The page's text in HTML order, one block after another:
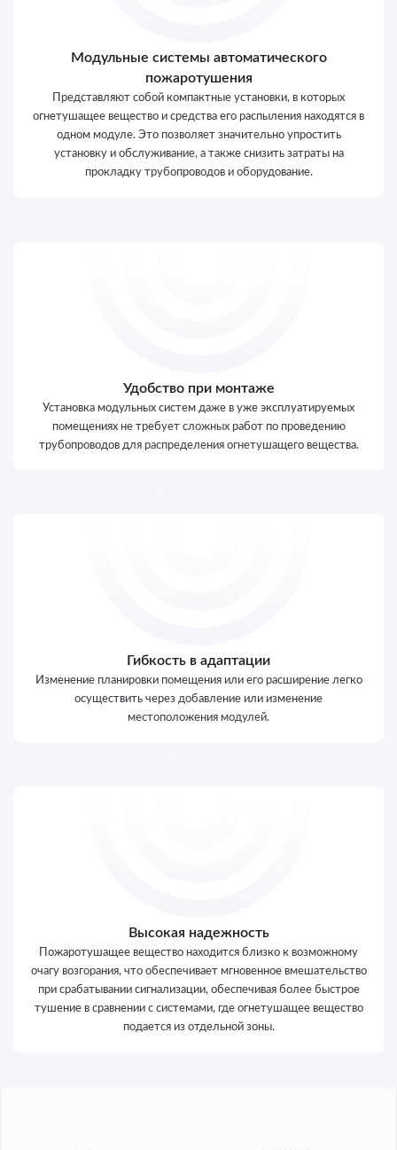
Модульные системы автоматического
пожаротушения
Представляют собой компактные установки, в которых
огнетушащее вещество и средства его распыления находятся в
одном модуле. Это позволяет значительно упростить
установку и обслуживание, а также снизить затраты на
прокладку трубопроводов и оборудование.
Удобство при монтаже
Установка модульных систем даже в уже эксплуатируемых
помещениях не требует сложных работ по проведению
трубопроводов для распределения огнетушащего вещества.
Гибкость в адаптации
Изменение планировки помещения или его расширение легко
осуществить через добавление или изменение
местоположения модулей.
Высокая надежность
Пожаротушащее вещество находится близко к возможному
очагу возгорания, что обеспечивает мгновенное вмешательство
при срабатывании сигнализации, обеспечивая более быстрое
тушение в сравнении с системами, где огнетушащее вещество
подается из отдельной зоны.